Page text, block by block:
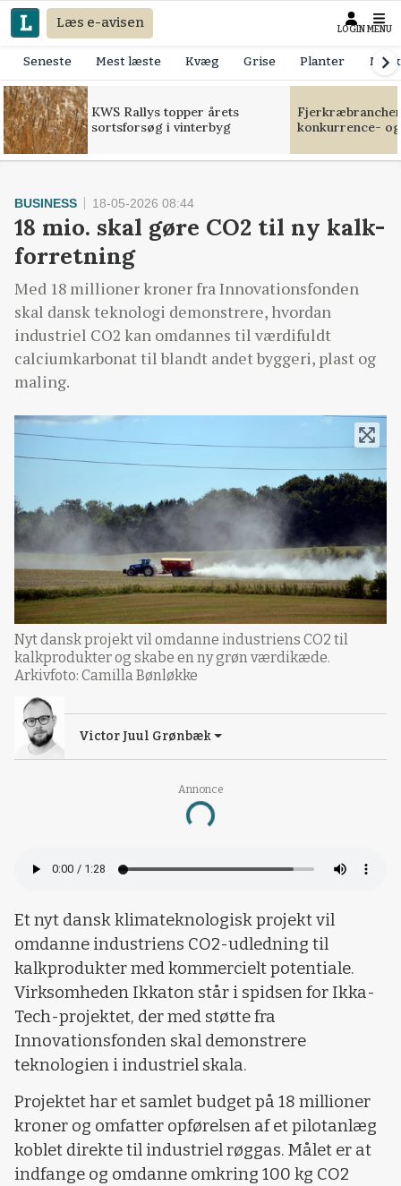
Læs e-avisen LOGIN MENU
Seneste Mest læste Kvæg Grise Planter
KWS Rallys topper årets
sortsforsøg i vinterbyg
konkurrence-
Annonce
Loading...
BUSINESS 18-05-2026 08:44
18 mio. skal gøre CO2 til ny kalk-
forretning
Med 18 millioner kroner fra Innovationsfonden
skal dansk teknologi demonstrere, hvordan
industriel CO2 kan omdannes til værdifuldt
calciumkarbonat til blandt andet byggeri, plast og
maling.
Nyt dansk projekt vil omdanne industriens CO2 til
kalkprodukter og skabe en ny grøn værdikæde.
Arkivfoto: Camilla Bønløkke
Victor Juul Grønbæk
Et nyt dansk klimateknologisk projekt vil
omdanne industriens CO2-udledning til
kalkprodukter med kommercielt potentiale.
Virksomheden Ikkaton står i spidsen for Ikka-
Tech-projektet, der med støtte fra
Innovationsfonden skal demonstrere
teknologien i industriel skala.
Projektet har et samlet budget på 18 millioner
kroner og omfatter opførelsen af et pilotanlæg
koblet direkte til industriel røggas. Målet er at
indfange og omdanne omkring 100 kg CO2